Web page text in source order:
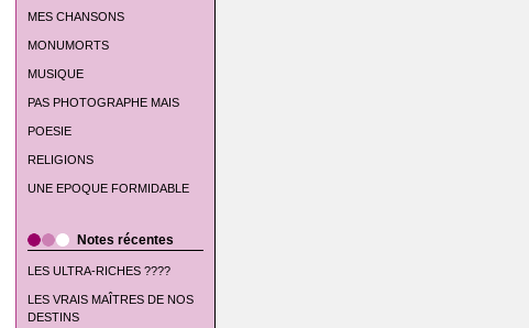
MES CHANSONS
MONUMORTS
MUSIQUE
PAS PHOTOGRAPHE MAIS
POESIE
RELIGIONS
UNE EPOQUE FORMIDABLE
Notes récentes
LES ULTRA-RICHES ????
LES VRAIS MAÎTRES DE NOS
DESTINS